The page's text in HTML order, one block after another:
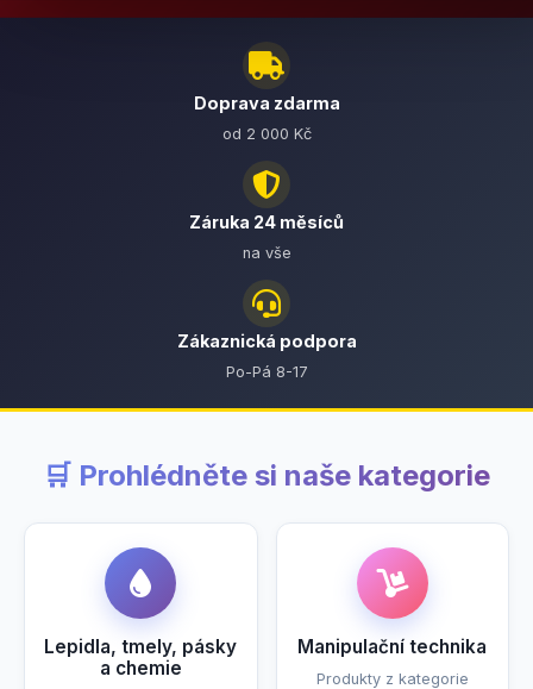
Doprava zdarma
od 2 000 Kč
Záruka 24 měsíců
na vše
Zákaznická podpora
Po-Pá 8-17
🛒 Prohlédněte si naše kategorie
Lepidla, tmely, pásky
a chemie
Manipulační technika
Produkty z kategorie